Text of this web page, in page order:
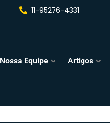
11-95276-4331
Nossa Equipe Artigos